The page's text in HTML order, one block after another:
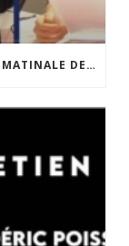
[MÉDIAS] INVITÉ DE LIGNE DROITE, LA MATINALE DE RADIO COURTOISIE